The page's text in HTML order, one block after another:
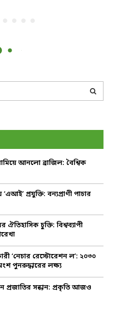
E
A
আনলো ব্রাজিল: বৈশ্বিক
প্রযুক্তি: বন্যপ্রাণী পাচার
ঐতিহাসিক চুক্তি: বিশ্বব্যাপী
‘নেচার রেস্টোরেশন ল’: ২০৩০
পুনরুদ্ধারের লক্ষ্য
প্রজাতির সন্ধান: প্রকৃতি আজও